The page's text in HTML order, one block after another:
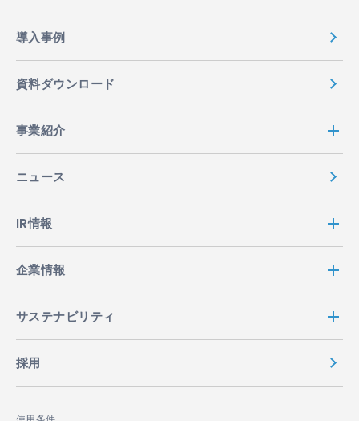
導入事例
資料ダウンロード
事業紹介
ニュース
IR情報
企業情報
サステナビリティ
採用